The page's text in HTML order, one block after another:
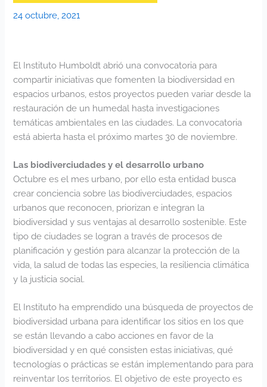
24 octubre, 2021
El Instituto Humboldt abrió una convocatoria para
compartir iniciativas que fomenten la biodiversidad en
espacios urbanos, estos proyectos pueden variar desde la
restauración de un humedal hasta investigaciones
temáticas ambientales en las ciudades. La convocatoria
está abierta hasta el próximo martes 30 de noviembre.
Las biodiverciudades y el desarrollo urbano
Octubre es el mes urbano, por ello esta entidad busca
crear conciencia sobre las biodiverciudades, espacios
urbanos que reconocen, priorizan e integran la
biodiversidad y sus ventajas al desarrollo sostenible. Este
tipo de ciudades se logran a través de procesos de
planificación y gestión para alcanzar la protección de la
vida, la salud de todas las especies, la resiliencia climática
y la justicia social.
El Instituto ha emprendido una búsqueda de proyectos de
biodiversidad urbana para identificar los sitios en los que
se están llevando a cabo acciones en favor de la
biodiversidad y en qué consisten estas iniciativas, qué
tecnologías o prácticas se están implementando para para
reinventar los territorios. El objetivo de este proyecto es